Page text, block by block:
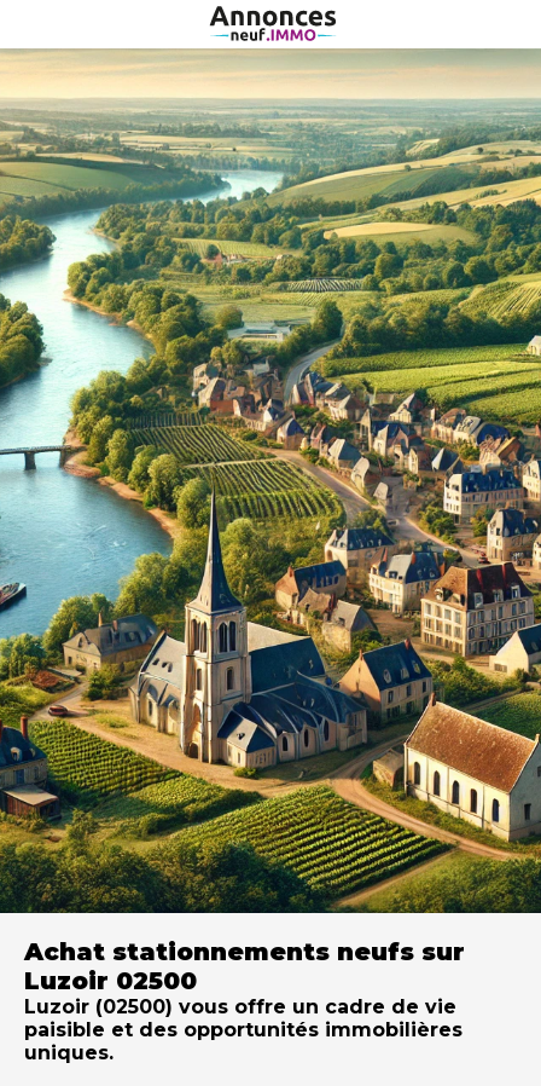
Achat stationnements neufs sur
Luzoir 02500
Luzoir (02500) vous offre un cadre de vie
paisible et des opportunités immobilières
uniques.